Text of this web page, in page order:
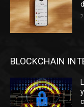
BLOCKCHAIN